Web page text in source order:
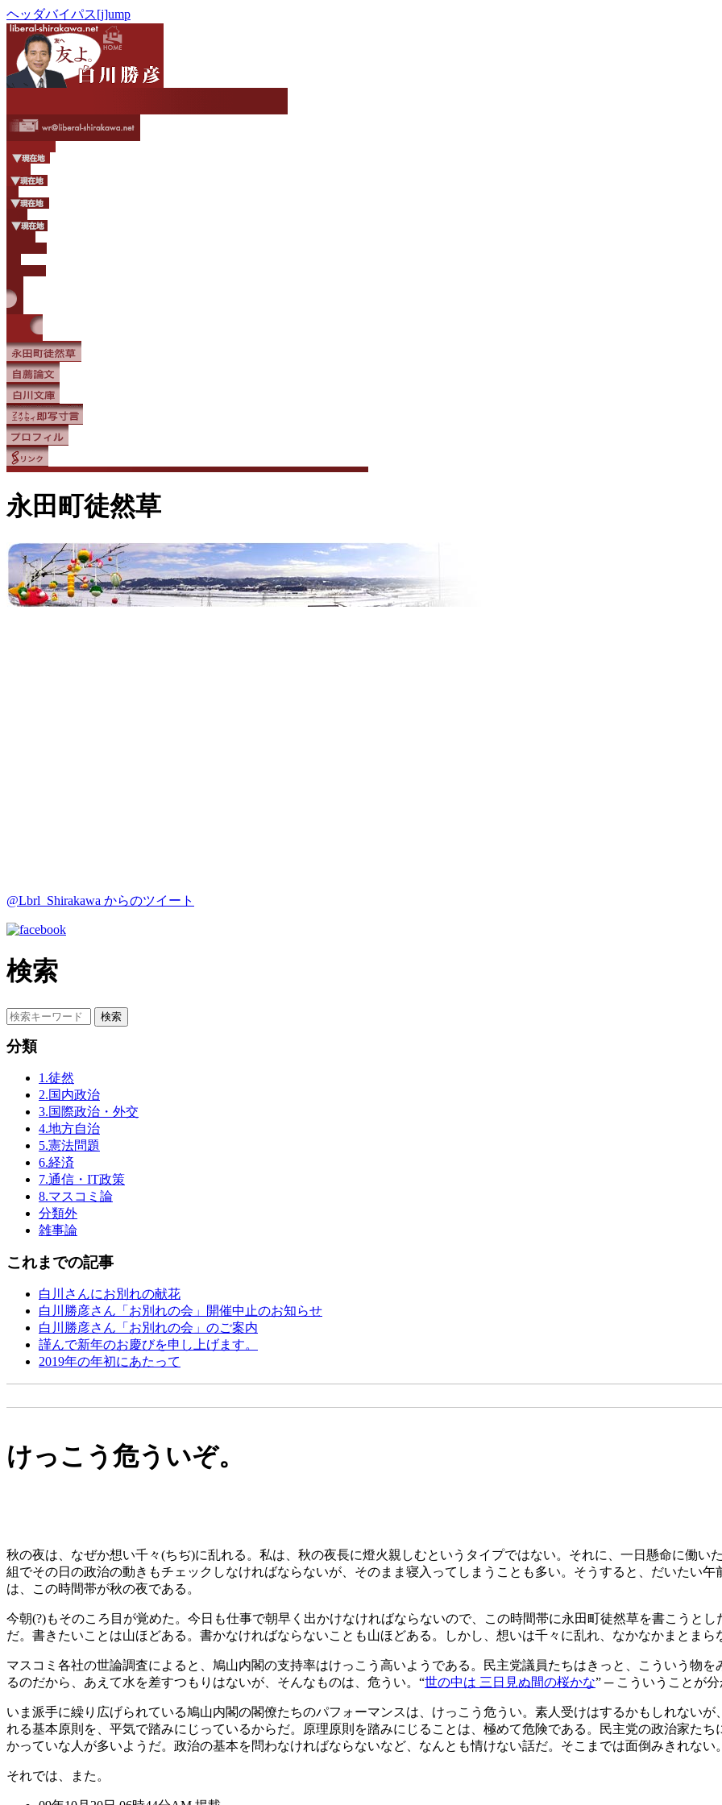
ヘッダバイパス[j]ump
永田町徒然草
@Lbrl_Shirakawa からのツイート
検索
分類
1.徒然
2.国内政治
3.国際政治・外交
4.地方自治
5.憲法問題
6.経済
7.通信・IT政策
8.マスコミ論
分類外
雑事論
これまでの記事
白川さんにお別れの献花
白川勝彦さん「お別れの会」開催中止のお知らせ
白川勝彦さん「お別れの会」のご案内
謹んで新年のお慶びを申し上げます。
2019年の年初にあたって
けっこう危ういぞ。
秋の夜は、なぜか想い千々(ちぢ)に乱れる。私は、秋の夜長に燈火親しむというタイプではない。それに、一日懸命に働い
組でその日の政治の動きもチェックしなければならないが、そのまま寝入ってしまうことも多い。そうすると、だいたい
は、この時間帯が秋の夜である。
今朝(?)もそのころ目が覚めた。今日も仕事で朝早く出かけなければならないので、この時間帯に永田町徒然草を書こうと
だ。書きたいことは山ほどある。書かなければならないことも山ほどある。しかし、想いは千々に乱れ、なかなかまとまら
マスコミ各社の世論調査によると、鳩山内閣の支持率はけっこう高いようである。民主党議員たちはきっと、こういう物
るのだから、あえて水を差すつもりはないが、そんなものは、危うい。“世の中は 三日見ぬ間の桜かな” ─ こういうことが
いま派手に繰り広げられている鳩山内閣の閣僚たちのパフォーマンスは、けっこう危うい。素人受けはするかもしれない
れる基本原則を、平気で踏みにじっているからだ。原理原則を踏みにじることは、極めて危険である。民主党の政治家た
かっていな人が多いようだ。政治の基本を問わなければならないなど、なんとも情けない話だ。そこまでは面倒みきれない
それでは、また。